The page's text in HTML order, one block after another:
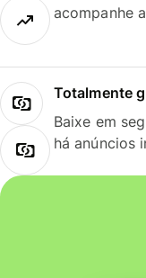
acompanhe
Totalmente
Baixe em
há anúncios